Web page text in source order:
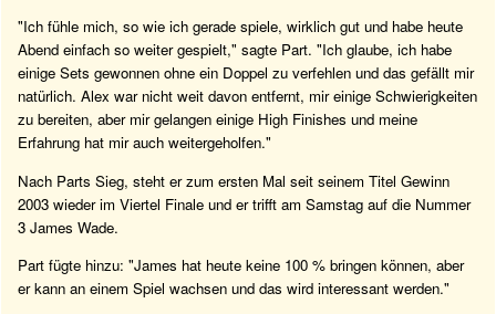
"Ich fühle mich, so wie ich gerade spiele, wirklich gut und habe heute
Abend einfach so weiter gespielt," sagte Part. "Ich glaube, ich habe
einige Sets gewonnen ohne ein Doppel zu verfehlen und das gefällt mir
natürlich. Alex war nicht weit davon entfernt, mir einige Schwierigkeiten
zu bereiten, aber mir gelangen einige High Finishes und meine
Erfahrung hat mir auch weitergeholfen."
Nach Parts Sieg, steht er zum ersten Mal seit seinem Titel Gewinn
2003 wieder im Viertel Finale und er trifft am Samstag auf die Nummer
3 James Wade.
Part fügte hinzu: "James hat heute keine 100 % bringen können, aber
er kann an einem Spiel wachsen und das wird interessant werden."